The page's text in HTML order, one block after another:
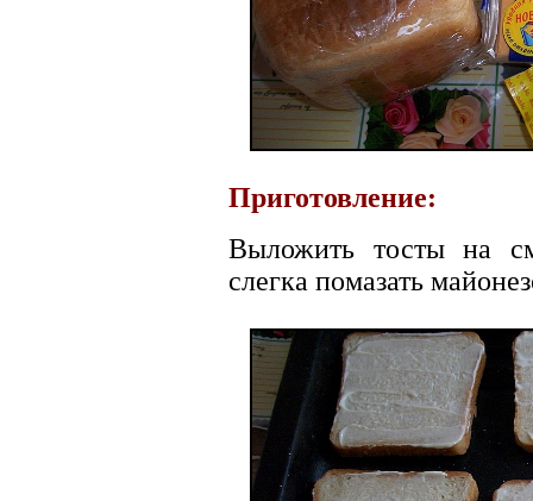
Приготовление:
Выложить тосты на
слегка помазать